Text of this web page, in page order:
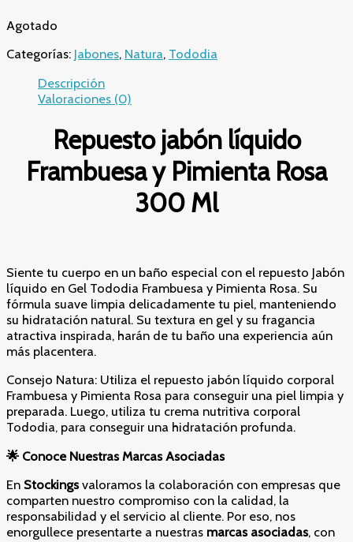
Agotado
Categorías: Jabones, Natura, Tododia
Descripción
Valoraciones (0)
Repuesto jabón líquido
Frambuesa y Pimienta Rosa
300 Ml
Siente tu cuerpo en un baño especial con el repuesto Jabón
líquido en Gel Tododia Frambuesa y Pimienta Rosa. Su
fórmula suave limpia delicadamente tu piel, manteniendo
su hidratación natural. Su textura en gel y su fragancia
atractiva inspirada, harán de tu baño una experiencia aún
más placentera.
Consejo Natura: Utiliza el repuesto jabón líquido corporal
Frambuesa y Pimienta Rosa para conseguir una piel limpia y
preparada. Luego, utiliza tu crema nutritiva corporal
Tododia, para conseguir una hidratación profunda.
🌟 Conoce Nuestras Marcas Asociadas
En Stockingsvaloramos la colaboración con empresas que
comparten nuestro compromiso con la calidad, la
responsabilidad y el servicio al cliente. Por eso, nos
enorgullece presentarte a nuestras marcas asociadas, con